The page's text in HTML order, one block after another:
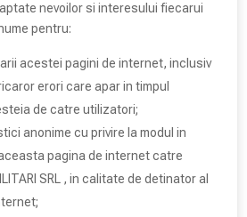
nevoilor si interesului fiecarui
pentru:
acestei pagini de internet, inclusiv
erori care apar in timpul
de catre utilizatori;
anonime cu privire la modul in
pagina de internet catre
SRL , in calitate de detinator al